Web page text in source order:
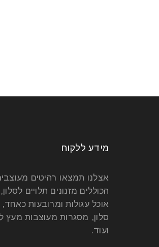
מידע ללקוח
אצלנו תמצאו רהיטים
הכוללים מזנונים תלויים
אוכל עגולות ומרובעות
סלון, מסגרות מעוצבות מעץ
ועוד.